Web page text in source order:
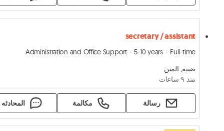
secretary / assistant
Administration and Office Support 5-10 years
Full-time
ضبيه, المتن
منذ ٩ ساعات
رسالة مكالمة المحادثه